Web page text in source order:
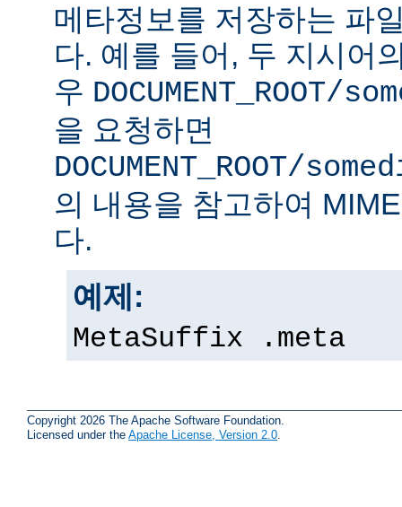
메타정보를 저장하는 파
다. 예를 들어, 두 지시어
우
을 요청하면
DOCUMENT_ROOT/
의 내용을 참고하여
다.
예제:
MetaSuffix .meta
Copyright 2026 The Apache Software Foundation.
Licensed under the Apache License, Version 2.0.